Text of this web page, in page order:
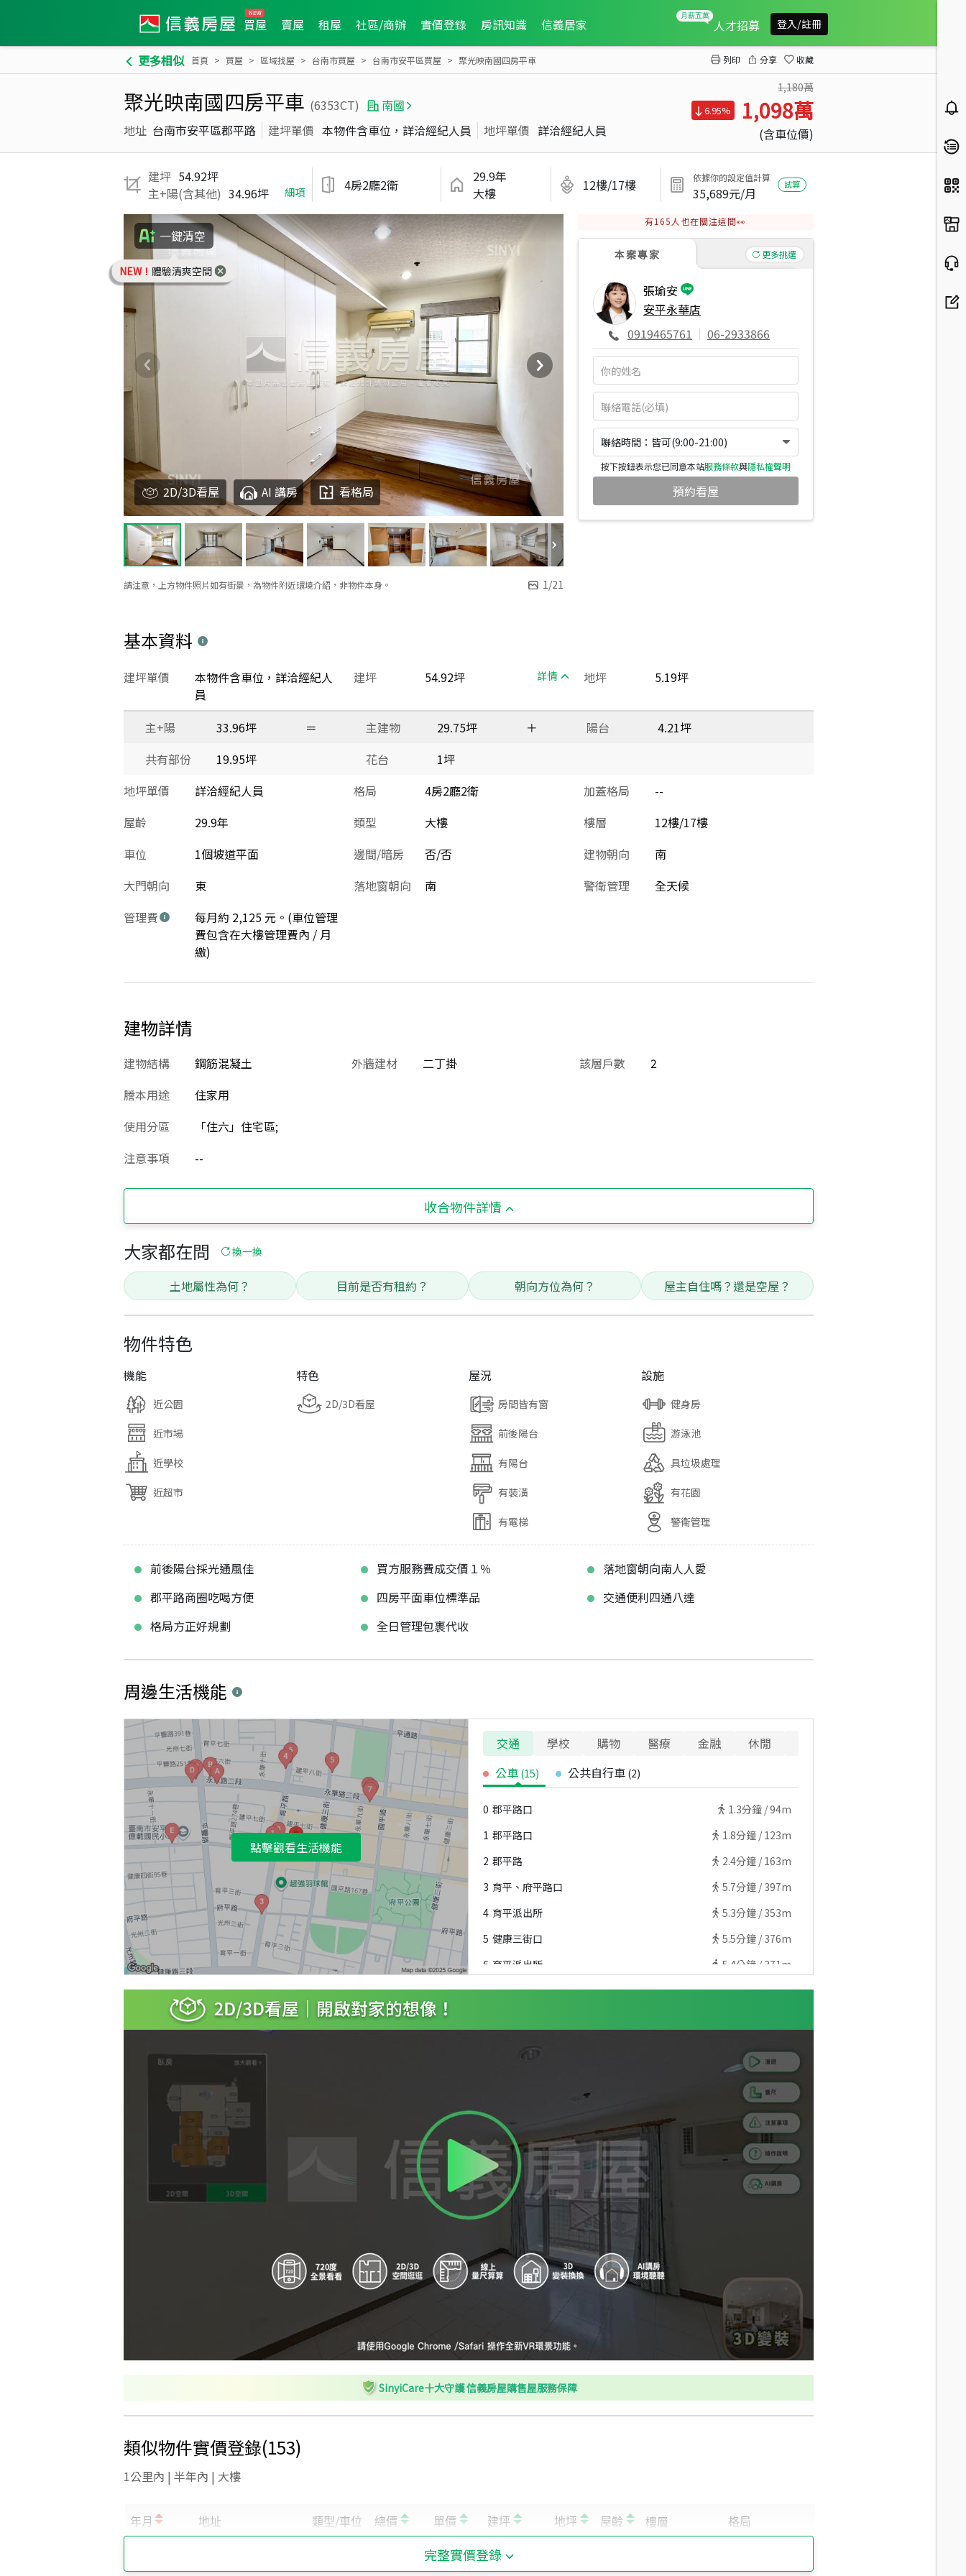
買屋 賣屋 租屋 社區/商辦 實價登錄 房訊知識 信義居家 人才招募 登入/註冊
更多相似 首頁 買屋 區域找屋 台南市買屋 台南市安平區買屋 聚光映南國四房平車 列印 分享 收藏
聚光映南國四房平車 (6353CT)
南國
地址 台南市安平區郡平路 建坪單價 本物件含車位，詳洽經紀人員 地坪單價 詳洽經紀人員
1,180萬
6.95% 1,098萬
(含車位價)
建坪 54.92坪
主+陽(含其他) 34.96坪 細項 4房2廳2衛
29.9年
大樓
12樓/17樓 依據你的設定值計算
35,689元/月
試算
一鍵清空
NEW！ 體驗清爽空間
請注意，上方物件照片如有街景，為物件附近環境介紹，非物件本身。 1/21
2D/3D看屋 AI 講房 看格局
有165 人也在關注這間👀
本案專家 更多挑選
張瑜安
安平永華店
0919465761 | 06-2933866
聯絡時間：皆可(9:00-21:00)
按下按鈕表示您已同意本站服務條款與隱私權聲明
預約看屋
基本資料
建坪 54.92坪 詳情
建坪單價
本物件含車位，詳洽經紀人
員
地坪 5.19坪
主+陽 33.96坪 ＝ 主建物 29.75坪 ＋ 陽台
4.21坪
共有部份
19.95坪 花台
1坪
地坪單價
詳洽經紀人員 格局 4房2廳2衛 加蓋格局
--
屋齡
29.9年 類型 大樓 樓層
12樓/17樓
車位
1個坡道平面 邊間/暗房 否/否 建物朝向
南
大門朝向
東 落地窗朝向 南 警衛管理
全天候
管理費
每月約 2,125 元。(車位管理
費包含在大樓管理費內 / 月
繳)
建物詳情
建物結構 鋼筋混凝土 外牆建材 二丁掛 該層戶數
2
謄本用途
住家用
使用分區
「住六」住宅區;
注意事項
--
收合物件詳情
大家都在問 換一換
土地屬性為何？ 目前是否有租約？ 朝向方位為何？ 屋主自住嗎？還是空屋？
物件特色
機能
近公園
近市場
近學校
近超市
特色
2D/3D看屋
屋況
房間皆有窗
前後陽台
有陽台
有裝潢
有電梯
設施
健身房
游泳池
具垃圾處理
有花園
警衛管理
前後陽台採光通風佳 買方服務費成交價１％
落地窗朝向南人人愛
郡平路商圈吃喝方便
四房平面車位標準品
交通便利四通八達
格局方正好規劃
全日管理包裹代收
周邊生活機能
點擊觀看生活機能
交通 學校 購物 醫療 金融 休閒
公車 (15) 公共自行車 (2)
0 郡平路口 1.3分鐘 /94m
1 郡平路口 1.8分鐘 / 123m
2 郡平路 2.4分鐘 / 163m
3 育平、府平路口 5.7分鐘 / 397m
4 育平派出所 5.3分鐘 / 353m
5 健康三街口 5.5分鐘 / 376m
6 育平派出所 5.4分鐘 / 371m
7 國平路口 6.3分鐘 /455m
7.5分鐘 /542m
分鐘 / 582m
C 平豐路口 分鐘 / 594m
D 平豐路口 分鐘 /597m
E 億載國小 分鐘 /546m
SinyiCare十大守護 信義房屋購售屋服務保障
類似物件實價登錄(153)
1公里內 | 半年內 | 大樓
完整實價登錄